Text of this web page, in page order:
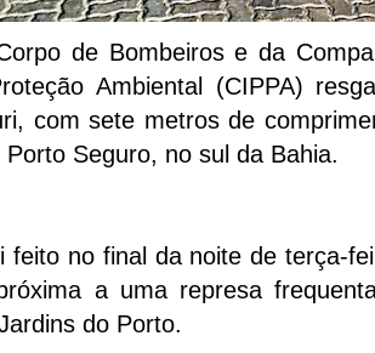
de Bombeiros e da
Ambiental (CIPPA)
com sete metros de
Seguro, no sul da Bahia.
feito no final da noite de terça-
a uma represa
do Porto.